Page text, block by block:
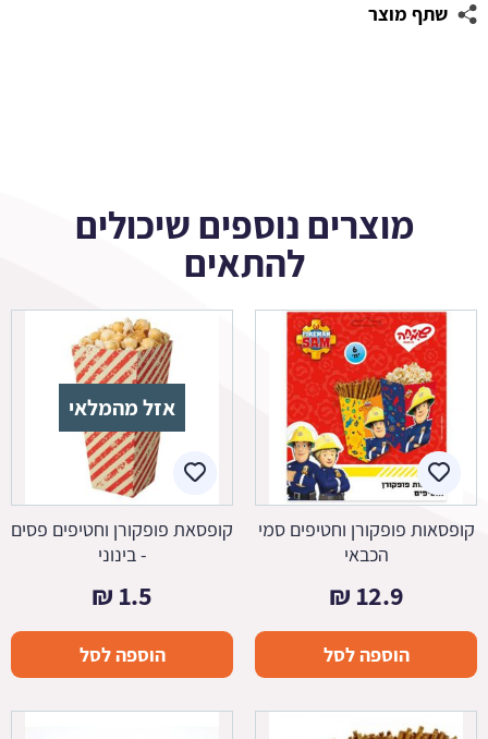
שתף מוצר
מוצרים נוספים שיכולים
להתאים
קופסאות פופקורן וחטיפים סמי
הכבאי
12.9
₪
הוספה לסל
אזל מהמלאי
קופסאת פופקורן וחטיפים פסים
- בינוני
1.5
₪
הוספה לסל